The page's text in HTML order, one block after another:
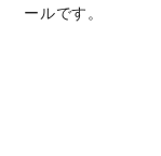
ールです。